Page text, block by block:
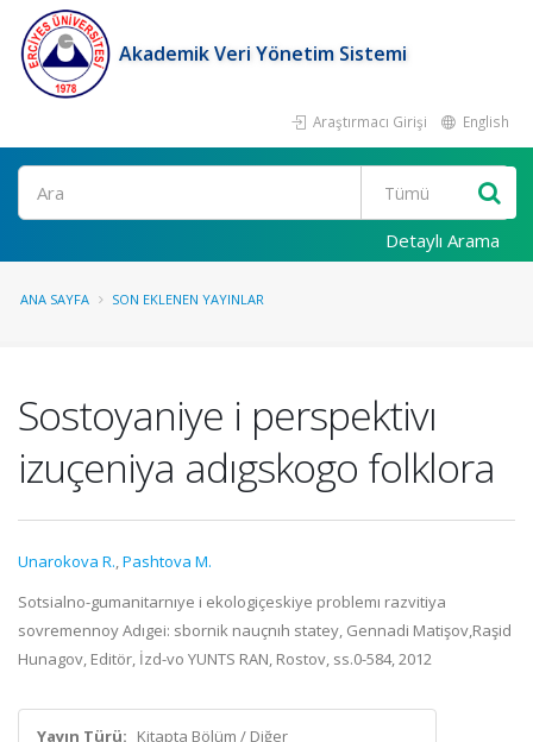
Akademik Veri Yönetim Sistemi
Araştırmacı Girişi English
Ara
Detaylı Arama
ANA SAYFA SON EKLENEN YAYINLAR
Sostoyaniye i perspektivı
izuçeniya adıgskogo folklora
Unarokova R.,Pashtova M.
Sotsialno-gumanitarnıye i ekologiçeskiye problemı razvitiya
sovremennoy Adıgei: sbornik nauçnıh statey, Gennadi Matişov,Raşid
Hunagov, Editör, İzd-vo YUNTS RAN, Rostov, ss.0-584, 2012
Yayın Türü: Kitapta Bölüm / Diğer